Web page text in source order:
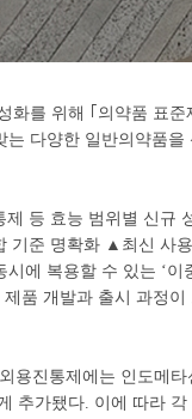
화를 위해 ｢의약품 표준
다양한 일반의약품을
등 효능 범위별 신규
기준 명확화 ▲최신 사
에 복용할 수 있는 ‘이
품 개발과 출시 과정이
용진통제에는 인도메타
추가됐다. 이에 따라 각